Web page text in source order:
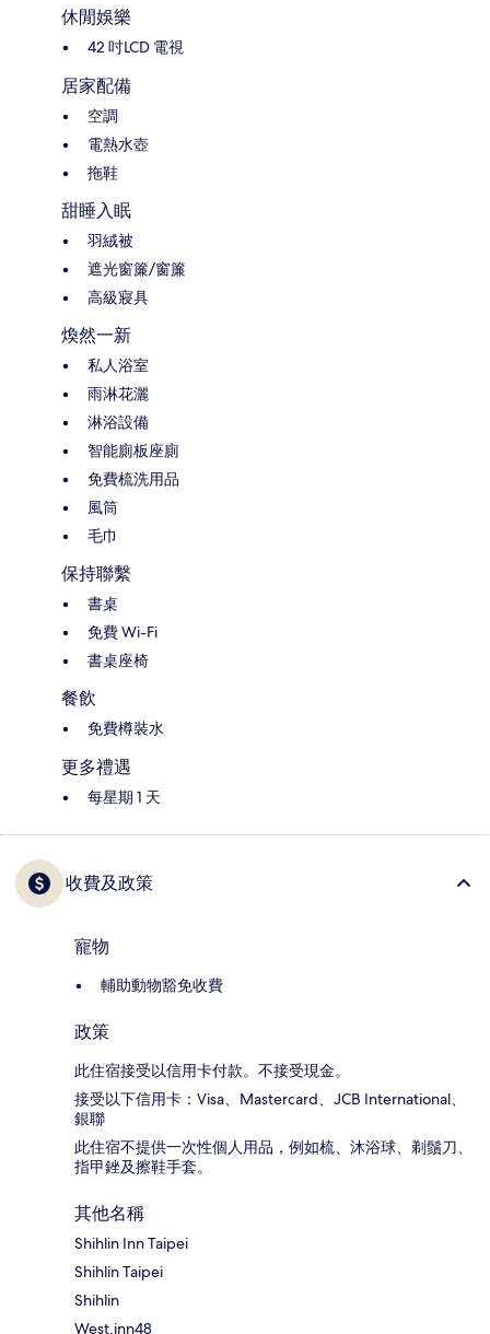
休閒娛樂
42 吋LCD 電視
居家配備
空調
電熱水壺
拖鞋
甜睡入眠
羽絨被
遮光窗簾/窗簾
高級寢具
煥然一新
私人浴室
雨淋花灑
淋浴設備
智能廁板座廁
免費梳洗用品
風筒
毛巾
保持聯繫
書桌
免費 Wi-Fi
書桌座椅
餐飲
免費樽裝水
更多禮遇
每星期 1 天
收費及政策
寵物
輔助動物豁免收費
政策
此住宿接受以信用卡付款。不接受現金。
接受以下信用卡：Visa、Mastercard、JCB International、
銀聯
此住宿不提供一次性個人用品，例如梳、沐浴球、剃鬚刀、
指甲銼及擦鞋手套。
其他名稱
Shihlin Inn Taipei
Shihlin Taipei
Shihlin
West.inn48